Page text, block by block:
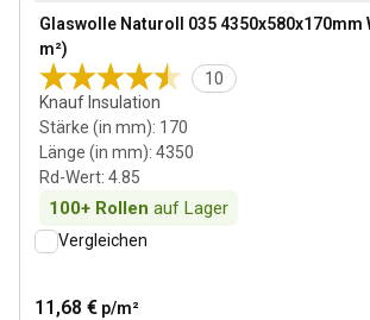
Glaswolle Naturoll 035 4350x580x170mm
m²)
10
Knauf Insulation
Stärke (in mm): 170
Länge (in mm): 4350
Rd-Wert: 4.85
100+ Rollen auf Lager
View product
Vergleichen
11,68 € p/m²